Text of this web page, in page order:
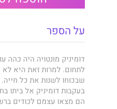
על הספר
דומיניק מונטויה היה כהה
לתחום. למרות זאת היא
שבכוחו לשנות את כל
בעקבות דומיניק אל ביתו
הם מצאו עצמם לכודים